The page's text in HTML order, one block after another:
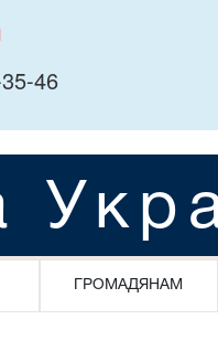
46
ГРОМАДЯНАМ